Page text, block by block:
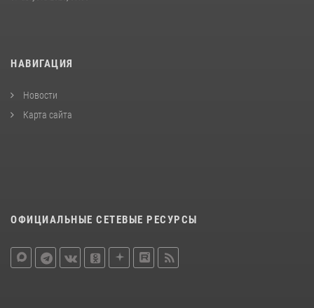
НАВИГАЦИЯ
Новости
Карта сайта
ОФИЦИАЛЬНЫЕ СЕТЕВЫЕ РЕСУРСЫ